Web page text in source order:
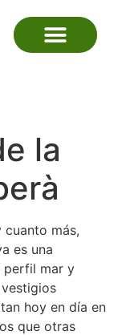
la
más,
es una
perfil mar y
hoy en día en
que otras